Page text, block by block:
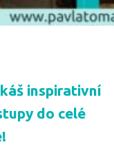
inspirativní
do celé